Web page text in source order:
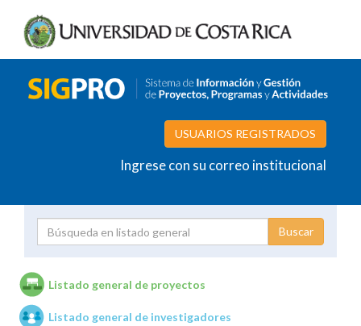
USUARIOS REGISTRADOS
Ingrese con su correo institucional
Unidades de investigación
Listado general de proyectos
Listado general de investigadores